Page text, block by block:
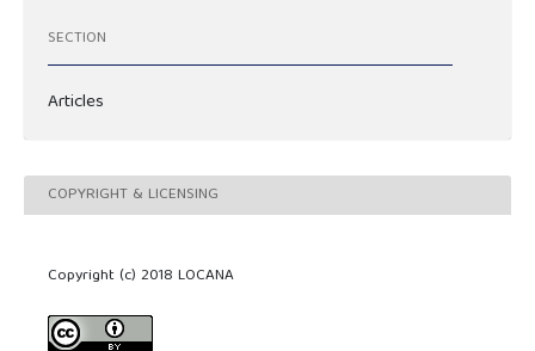
SECTION
Articles
COPYRIGHT & LICENSING
Copyright (c) 2018 LOCANA